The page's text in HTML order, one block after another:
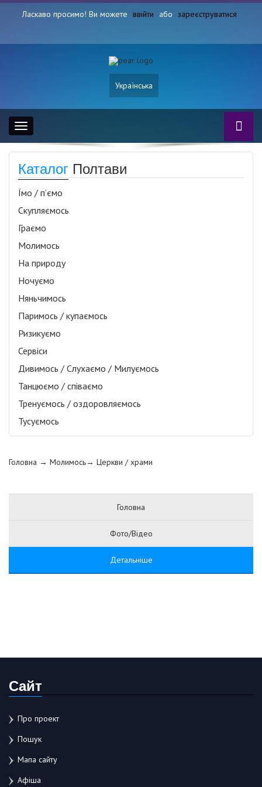
Ласкаво просимо! Ви можете ввійти або зареєструватися
Українська
Toggle
navigation
Каталог Полтави
Їмо / п’ємо
Скупляємось
Граємо
Молимось
На природу
Ночуємо
Няньчимось
Паримось / купаємось
Ризикуємо
Сервіси
Дивимось / Слухаємо / Милуємось
Танцюємо / співаємо
Тренуємось / оздоровляємось
Тусуємось
Головна → Молимось→ Церкви / храми
Головна
Фото/Відео
Детальніше
Сайт
Про проект
Пошук
Мапа сайту
Афіша